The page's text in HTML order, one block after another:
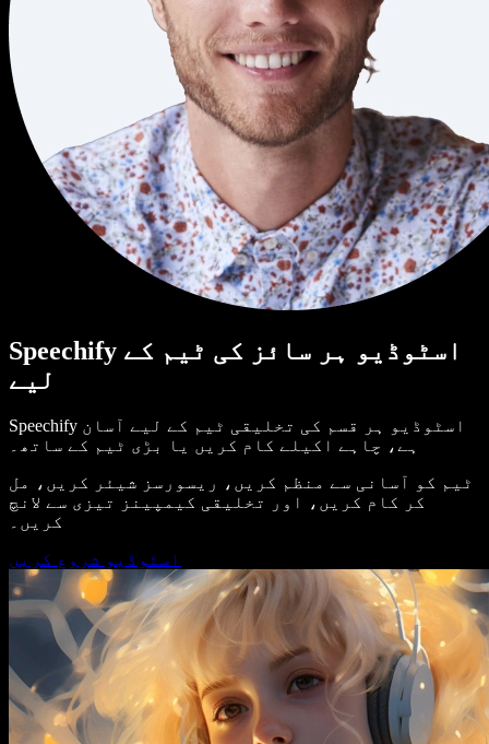
Speechify اسٹوڈیو ہر سائز کی ٹیم کے
لیے
Speechify اسٹوڈیو ہر قسم کی تخلیقی ٹیم کے لیے آسان
ہے، چاہے اکیلے کام کریں یا بڑی ٹیم کے ساتھ۔
ٹیم کو آسانی سے منظم کریں، ریسورسز شیئر کریں، مل
کر کام کریں، اور تخلیقی کیمپینز تیزی سے لانچ
کریں۔
اسٹوڈیو شروع کریں